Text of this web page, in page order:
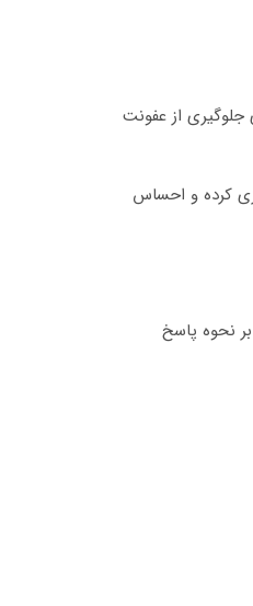
از عفونت
کرده و احساس
نحوه پاسخ